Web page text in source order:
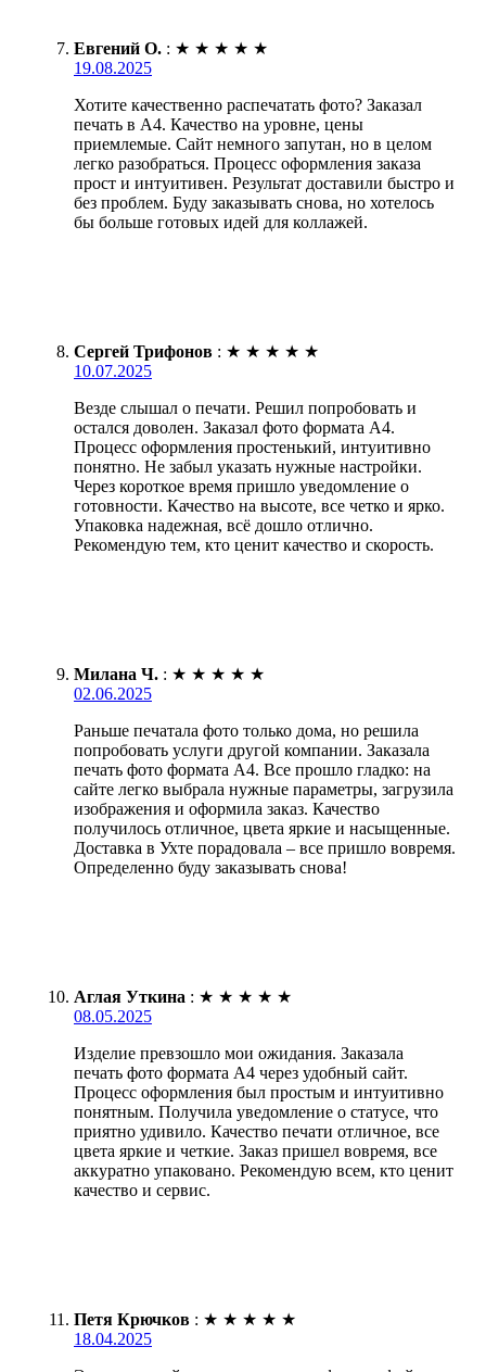
Евгений О. : ★ ★ ★ ★ ★
19.08.2025
Хотите качественно распечатать фото? Заказал
печать в А4. Качество на уровне, цены
приемлемые. Сайт немного запутан, но в целом
легко разобраться. Процесс оформления заказа
прост и интуитивен. Результат доставили быстро и
без проблем. Буду заказывать снова, но хотелось
бы больше готовых идей для коллажей.
Сергей Трифонов : ★ ★ ★ ★ ★
10.07.2025
Везде слышал о печати. Решил попробовать и
остался доволен. Заказал фото формата А4.
Процесс оформления простенький, интуитивно
понятно. Не забыл указать нужные настройки.
Через короткое время пришло уведомление о
готовности. Качество на высоте, все четко и ярко.
Упаковка надежная, всё дошло отлично.
Рекомендую тем, кто ценит качество и скорость.
Милана Ч. : ★ ★ ★ ★ ★
02.06.2025
Раньше печатала фото только дома, но решила
попробовать услуги другой компании. Заказала
печать фото формата А4. Все прошло гладко: на
сайте легко выбрала нужные параметры, загрузила
изображения и оформила заказ. Качество
получилось отличное, цвета яркие и насыщенные.
Доставка в Ухте порадовала – все пришло вовремя.
Определенно буду заказывать снова!
Аглая Уткина : ★ ★ ★ ★ ★
08.05.2025
Изделие превзошло мои ожидания. Заказала
печать фото формата А4 через удобный сайт.
Процесс оформления был простым и интуитивно
понятным. Получила уведомление о статусе, что
приятно удивило. Качество печати отличное, все
цвета яркие и четкие. Заказ пришел вовремя, все
аккуратно упаковано. Рекомендую всем, кто ценит
качество и сервис.
Петя Крючков : ★ ★ ★ ★ ★
18.04.2025